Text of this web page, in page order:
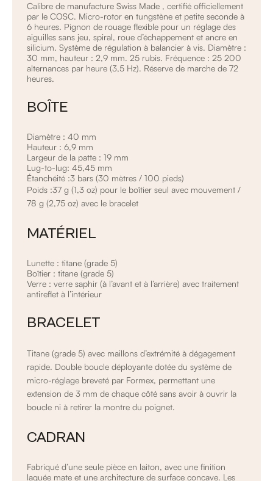
Calibre de manufacture Swiss Made , certifié officiellement
par le COSC. Micro-rotor en tungstène et petite seconde à
6 heures. Pignon de rouage flexible pour un réglage des
aiguilles sans jeu, spiral, roue d’échappement et ancre en
silicium. Système de régulation à balancier à vis. Diamètre :
30 mm, hauteur : 2,9 mm. 25 rubis. Fréquence : 25 200
alternances par heure (3,5 Hz). Réserve de marche de 72
heures.
BOÎTE
Diamètre : 40 mm
Hauteur : 6,9 mm
Largeur de la patte : 19 mm
Lug-to-lug: 45,45 mm
Étanchéité :3 bars (30 mètres / 100 pieds)
Poids :37 g (1,3 oz) pour le boîtier seul avec mouvement /
78 g (2,75 oz) avec le bracelet
MATÉRIEL
Lunette : titane (grade 5)
Boîtier : titane (grade 5)
Verre : verre saphir (à l’avant et à l’arrière) avec traitement
antireflet à l’intérieur
BRACELET
Titane (grade 5) avec maillons d’extrémité à dégagement
rapide. Double boucle déployante dotée du système de
micro-réglage breveté par Formex, permettant une
extension de 3 mm de chaque côté sans avoir à ouvrir la
boucle ni à retirer la montre du poignet.
CADRAN
Fabriqué d’une seule pièce en laiton, avec une finition
laquée mate et une architecture de surface concave. Les